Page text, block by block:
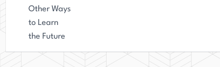
Other Ways
to Learn
the Future